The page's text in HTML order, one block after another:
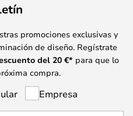
promociones exclusivas y
de diseño. Regístrate
del 20 €* para que lo
compra.
Empresa